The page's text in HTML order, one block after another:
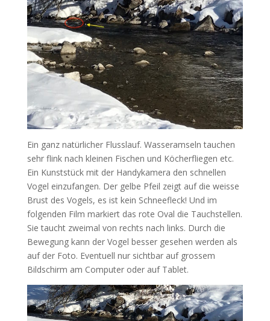
Ein ganz natürlicher Flusslauf. Wasseramseln tauchen
sehr flink nach kleinen Fischen und Köcherfliegen etc.
Ein Kunststück mit der Handykamera den schnellen
Vogel einzufangen. Der gelbe Pfeil zeigt auf die weisse
Brust des Vogels, es ist kein Schneefleck! Und im
folgenden Film markiert das rote Oval die Tauchstellen.
Sie taucht zweimal von rechts nach links. Durch die
Bewegung kann der Vogel besser gesehen werden als
auf der Foto. Eventuell nur sichtbar auf grossem
Bildschirm am Computer oder auf Tablet.
Video
Player